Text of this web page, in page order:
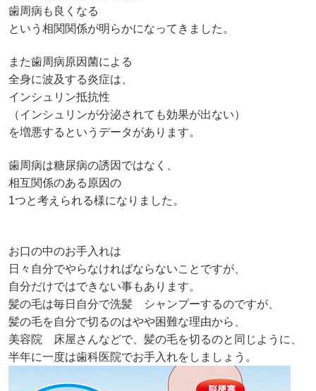
歯周病も良くなる
という相関関係が明らかになってきました。
また歯周病原因菌による
全身に波及する炎症は、
インシュリン抵抗性
（インシュリンが分泌されても効果が出ない）
を増悪するというデータがあります。
歯周病は糖尿病の誘因ではなく、
相互関係のある原因の
1つと考えられる様になりました。
お口の中のお手入れは
日々自分でやらなければならないことですが、
自分だけではできない事もあります。
髪の毛は毎日自分で洗髪 シャンプーするのですが、
髪の毛を自分で切るのはやや困難な理由から、
美容院 床屋さんなどで、髪の毛を切るのと同じように、
半年に一度は歯科医院でお手入れをしましょう。